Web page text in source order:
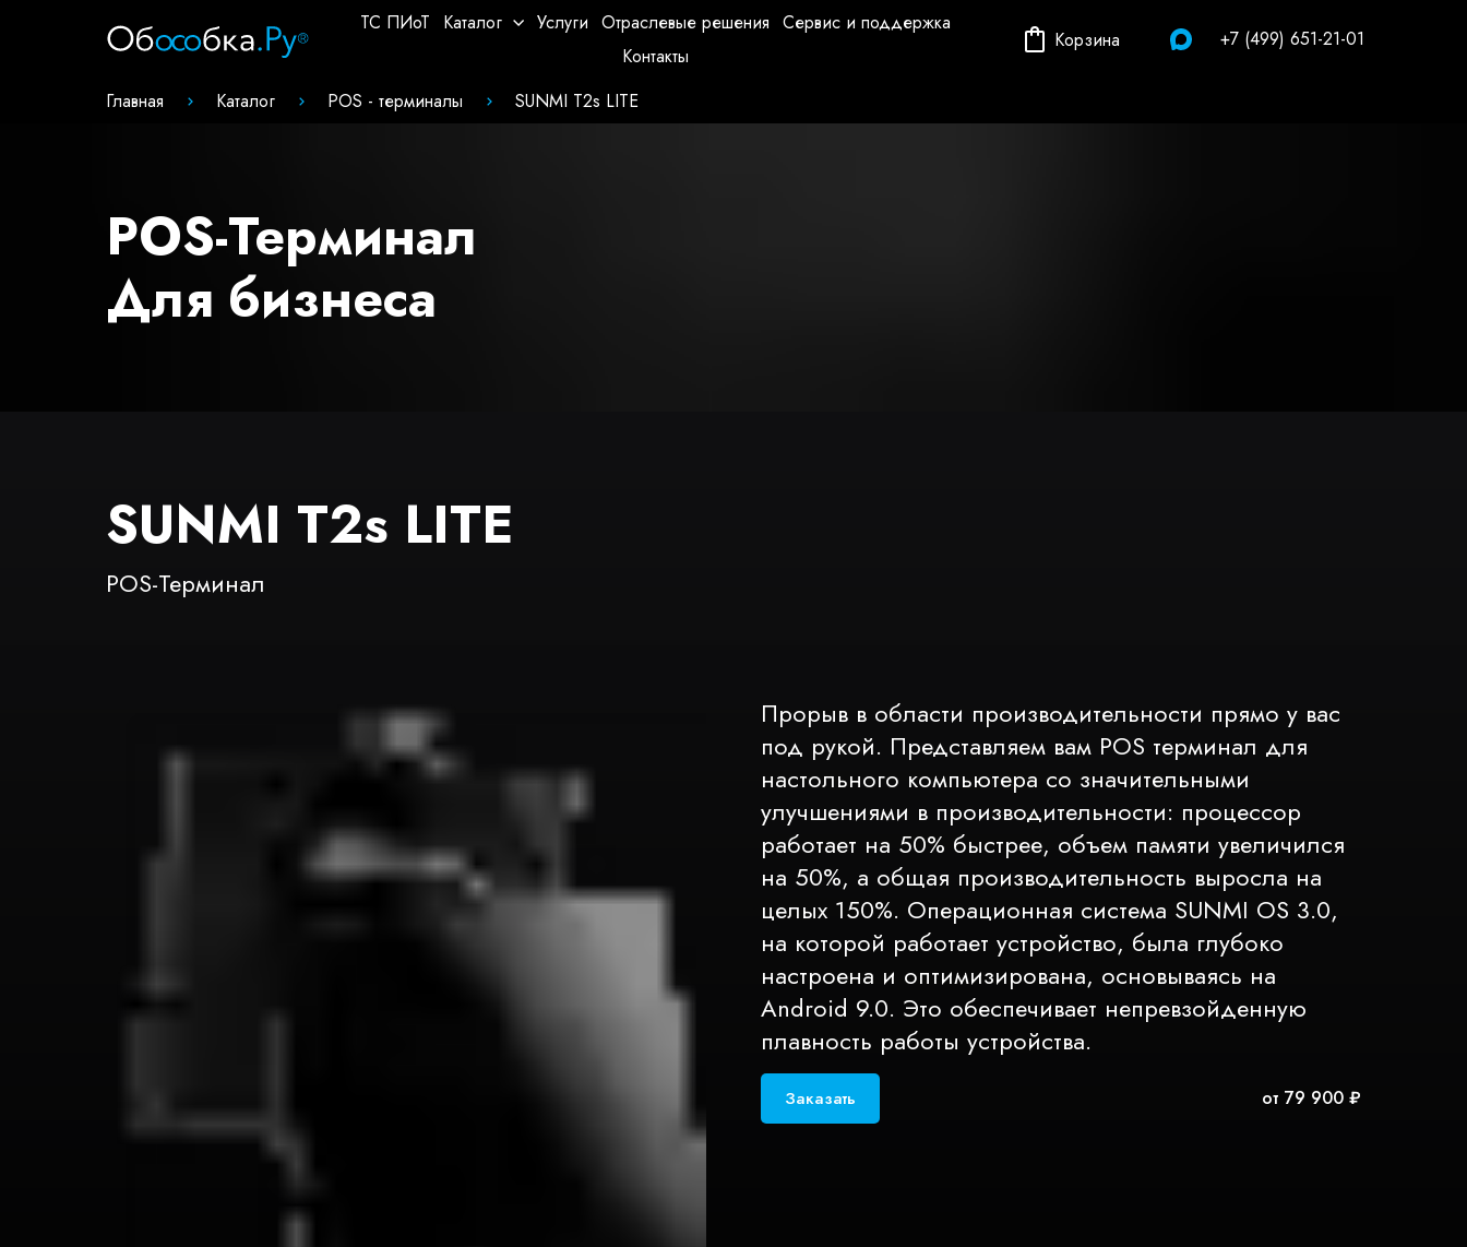
ТС ПИоТ Каталог Услуги Отраслевые решения Сервис и поддержка
Контакты
Корзина +7 (499) 651-21-01
Главная Каталог POS - терминалы SUNMI T2s LITE
POS-Терминал
Для бизнеса
SUNMI T2s LITE
POS-Терминал
Прорыв в области производительности прямо у вас
под рукой. Представляем вам POS терминал для
настольного компьютера со значительными
улучшениями в производительности: процессор
работает на 50% быстрее, объем памяти увеличился
на 50%, а общая производительность выросла на
целых 150%. Операционная система SUNMI OS 3.0,
на которой работает устройство, была глубоко
настроена и оптимизирована, основываясь на
Android 9.0. Это обеспечивает непревзойденную
плавность работы устройства.
Заказать от 79 900 ₽